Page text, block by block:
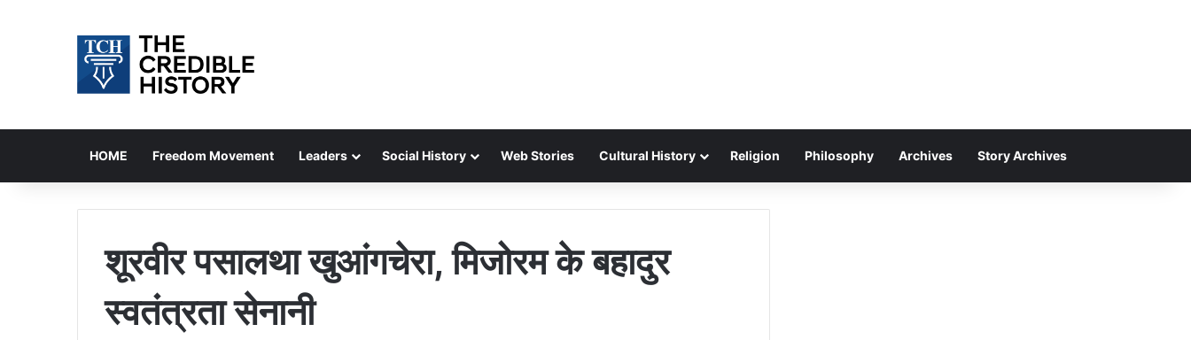
HOME Freedom Movement Leaders Social History Web Stories Cultural History Religion Philosophy Archives Story Archives
शूरवीर पसालथा खुआंगचेरा, मिजोरम के बहादुर
स्वतंत्रता सेनानी